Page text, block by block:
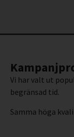
Vi har valt ut
begränsad tid.
Samma höga